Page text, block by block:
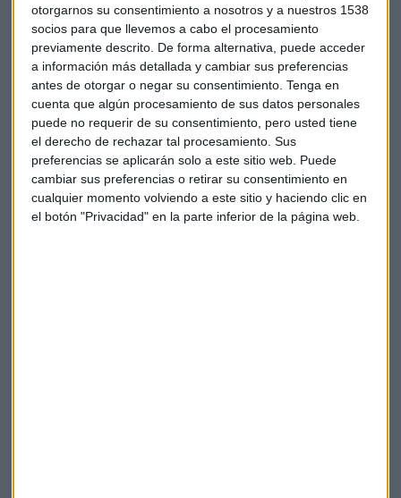
otorgarnos su consentimiento a nosotros y a nuestros 1538
socios para que llevemos a cabo el procesamiento
previamente descrito. De forma alternativa, puede acceder
a información más detallada y cambiar sus preferencias
antes de otorgar o negar su consentimiento. Tenga en
cuenta que algún procesamiento de sus datos personales
puede no requerir de su consentimiento, pero usted tiene
el derecho de rechazar tal procesamiento. Sus
preferencias se aplicarán solo a este sitio web. Puede
cambiar sus preferencias o retirar su consentimiento en
cualquier momento volviendo a este sitio y haciendo clic en
el botón "Privacidad" en la parte inferior de la página web.
Además, recuerda que la empresa ha vuelto a retrasar otro
año las primeras entregas de su 777X.
Sigue la temporada de resultados
Vacchiano pone el foco en algunas de las compañías que
presentan resultados esta semana en EE.UU, como es el
caso deJohnson & Johnson, United Health o United
Airlines.
Para la primera recuerda que el mercado espera que